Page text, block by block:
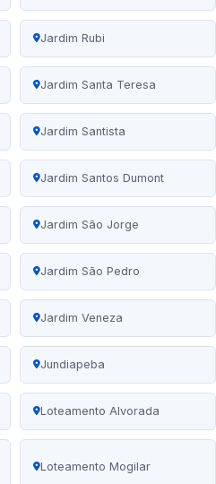
Jardim Rubi
Jardim Santa Teresa
Jardim Santista
Jardim Santos Dumont
Jardim São Jorge
Jardim São Pedro
Jardim Veneza
Jundiapeba
Loteamento Alvorada
Loteamento Mogilar